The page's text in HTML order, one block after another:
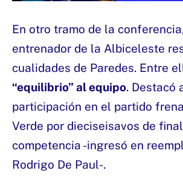
En otro tramo de la
entrenador de la Albiceleste
cualidades de Paredes. Entre
“equilibrio” al equipo. Destacó
participación en el partido
Verde por dieciseisavos de
competencia -ingresó en
Rodrigo De Paul-.